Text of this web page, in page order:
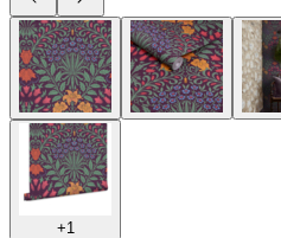
+1